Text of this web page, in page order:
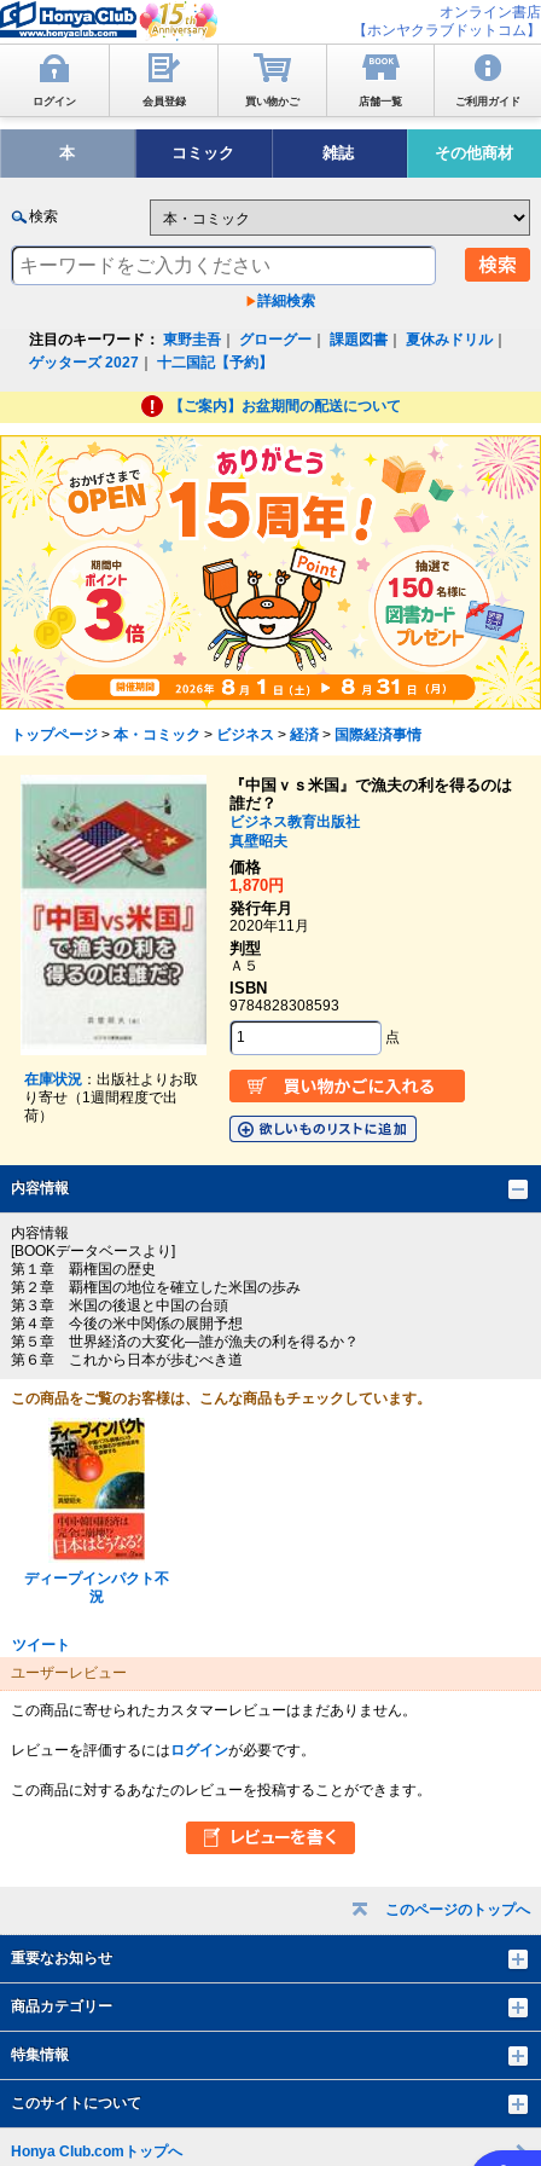
オンライン書店
【ホンヤクラブドットコム】
ログイン 会員登録 買い物かご 店舗一覧 ご利用ガイド
本 コミック 雑誌 その他商材
検索
詳細検索
注目のキーワード： 東野圭吾 グローグー ｜課題図書 ｜夏休みドリル｜
ゲッターズ 2027 ｜十二国記【予約】
【ご案内】お盆期間の配送について
このページのトップへ
重要なお知らせ
商品カテゴリー
特集情報
このサイトについて
トップページ> 本・コミック > ビジネス > 経済> 国際経済事情
在庫状況：出版社よりお取
り寄せ（1週間程度で出
荷）
『中国ｖｓ米国』で漁夫の利を得るのは
誰だ？
ビジネス教育出版社
真壁昭夫
価格
1,870円
発行年月
2020年11月
判型
Ａ５
ISBN
9784828308593
点
内容情報
内容情報
[BOOKデータベースより]
第１章 覇権国の歴史
第２章 覇権国の地位を確立した米国の歩み
第３章 米国の後退と中国の台頭
第４章 今後の米中関係の展開予想
第５章 世界経済の大変化―誰が漁夫の利を得るか？
第６章 これから日本が歩むべき道
この商品をご覧のお客様は、こんな商品もチェックしています。
ディープインパクト不
況
ツイート
ユーザーレビュー
この商品に寄せられたカスタマーレビューはまだありません。
レビューを評価するには ログインが必要です。
この商品に対するあなたのレビューを投稿することができます。
Honya Club.comトップへ